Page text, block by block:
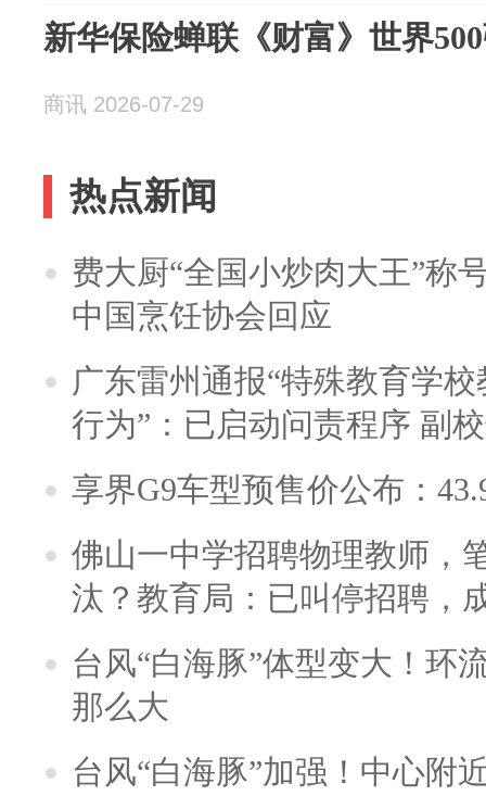
新华保险蝉联《财富》世界
商讯 2026-07-29
热点新闻
费大厨“全国小炒肉大王”称
中国烹饪协会回应
广东雷州通报“特殊教育学
行为”：已启动问责程序 副
享界G9车型预售价公布：
佛山一中学招聘物理教师，
汰？教育局：已叫停招聘，
台风“白海豚”体型变大！环
那么大
台风“白海豚”加强！中心附